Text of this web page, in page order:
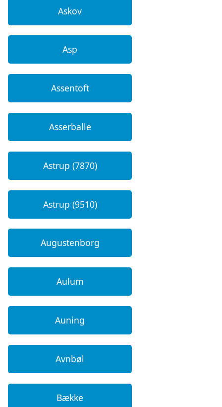
Askov
Asp
Assentoft
Asserballe
Astrup (7870)
Astrup (9510)
Augustenborg
Aulum
Auning
Avnbøl
Bække